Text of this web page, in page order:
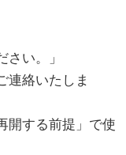
さい。」
連絡いたしま
開する前提」で使